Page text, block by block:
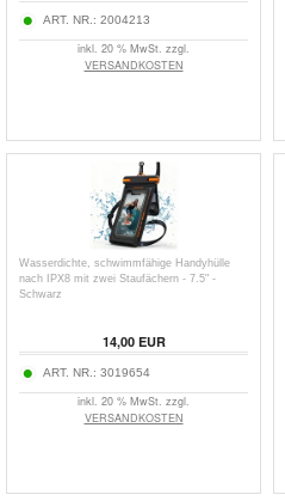
ART. NR.: 2004213
inkl. 20 % MwSt. zzgl.
VERSANDKOSTEN
Wasserdichte, schwimmfähige Handyhülle
nach IPX8 mit zwei Staufächern - 7.5" -
Schwarz
14,00EUR
ART. NR.: 3019654
inkl. 20 % MwSt. zzgl.
VERSANDKOSTEN